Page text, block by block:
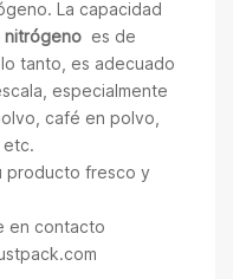
La capacidad
nitrógeno es de
tanto, es adecuado
especialmente
café en polvo,
etc.
producto fresco y
en contacto